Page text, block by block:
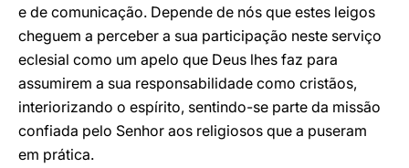
e de comunicação. Depende de nós que estes leigos
cheguem a perceber a sua participação neste serviço
eclesial como um apelo que Deus lhes faz para
assumirem a sua responsabilidade como cristãos,
interiorizando o espírito, sentindo-se parte da missão
confiada pelo Senhor aos religiosos que a puseram
em prática.